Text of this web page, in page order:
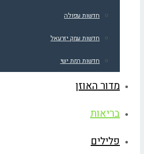
חדשות עפולה
חדשות עמק יזרעאל
חדשות רמת ישי
מדור האוזן
בריאות
פלילים